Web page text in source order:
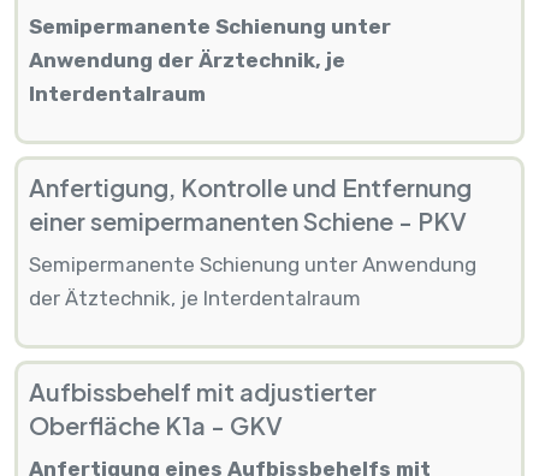
Semipermanente Schienung unter
Anwendung der Ärztechnik, je
Interdentalraum
Anfertigung, Kontrolle und Entfernung
einer semipermanenten Schiene - PKV
Semipermanente Schienung unter Anwendung
der Ätztechnik, je Interdentalraum
Aufbissbehelf mit adjustierter
Oberfläche K1a - GKV
Anfertigung eines Aufbissbehelfs mit